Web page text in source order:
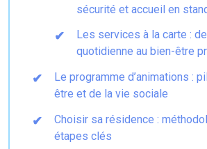
sécurité et accueil en
Les services à la carte : de
quotidienne au bien-être
Le programme d’animations :
être et de la vie sociale
Choisir sa résidence :
étapes clés